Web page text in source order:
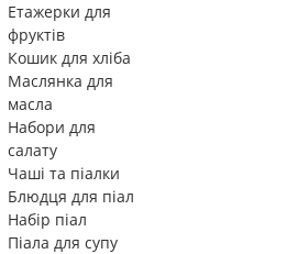
Етажерки для
фруктів
Кошик для хліба
Маслянка для
масла
Набори для
салату
Чаші та піалки
Блюдця для піал
Набір піал
Піала для супу